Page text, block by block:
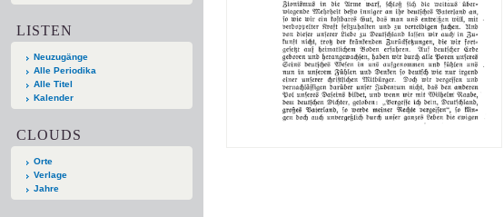
LISTEN
Neuzugänge
Alle Periodika
Alle Titel
Kalender
CLOUDS
Orte
Verlage
Jahre